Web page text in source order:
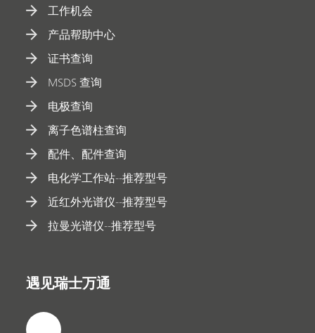
工作机会
产品帮助中心
证书查询
MSDS 查询
电极查询
离子色谱柱查询
配件、配件查询
电化学工作站--推荐型号
近红外光谱仪--推荐型号
拉曼光谱仪--推荐型号
遇见瑞士万通